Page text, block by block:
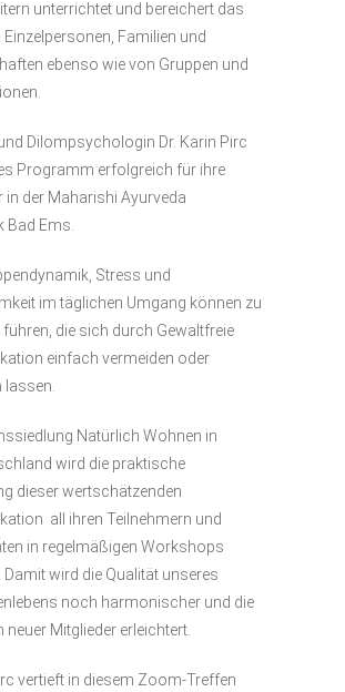
unterrichtet und bereichert das
Einzelpersonen, Familien und
ebenso wie von Gruppen und
Dilompsychologin Dr. Karin Pirc
Programm erfolgreich für ihre
in der Maharishi Ayurveda
Bad Ems.
Stress und
im täglichen Umgang können zu
führen, die sich durch Gewaltfreie
einfach vermeiden oder
Natürlich Wohnen in
wird die praktische
dieser wertschätzenden
all ihren Teilnehmern und
in regelmäßigen Workshops
Damit wird die Qualität unseres
noch harmonischer und die
neuer Mitglieder erleichtert.
vertieft in diesem Zoom-Treffen